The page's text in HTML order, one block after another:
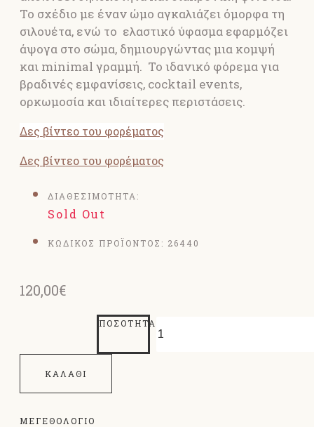
Το σχέδιο με έναν ώμο αγκαλιάζει όμορφα τη
σιλουέτα, ενώ το ελαστικό ύφασμα εφαρμόζει
άψογα στο σώμα, δημιουργώντας μια κομψή
και minimal γραμμή. Το ιδανικό φόρεμα για
βραδινές εμφανίσεις, cocktail events,
ορκωμοσία και ιδιαίτερες περιστάσεις.
Δες βίντεο του φορέματος
Δες βίντεο του φορέματος
ΔΙΑΘΕΣΙΜΟΤΗΤΑ:
Sold Out
ΚΩΔΙΚΟΣ ΠΡΟΪΟΝΤΟΣ: 26440
120,00€
ΠΟΣΌΤΗΤΑ
ΚΑΛΆΘΙ
ΜΕΓΕΘΟΛΌΓΙΟ